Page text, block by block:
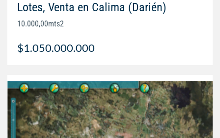
Lotes, Venta en Calima (Darién)
10.000,00mts2
$1.050.000.000